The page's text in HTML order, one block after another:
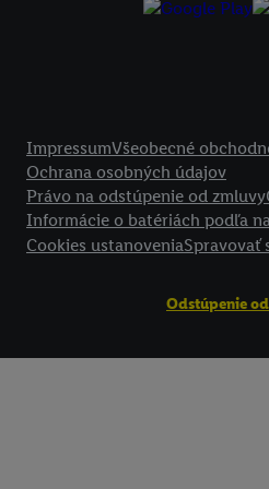
ImpressumVšeobecné
Ochrana osobných údajov
Právo na odstúpenie od zmluvy
Informácie o batériách podľa
Cookies ustanoveniaSpravovať
Odstúpenie